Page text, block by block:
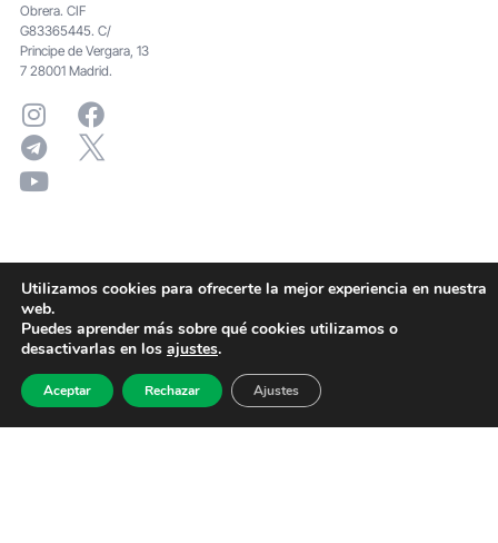
Obrera. CIF
G83365445. C/
Principe de Vergara, 13
7 28001 Madrid.
Utilizamos cookies para ofrecerte la mejor experiencia en nuestra
web.
Puedes aprender más sobre qué cookies utilizamos o
desactivarlas en los ajustes.
Aceptar Rechazar Ajustes